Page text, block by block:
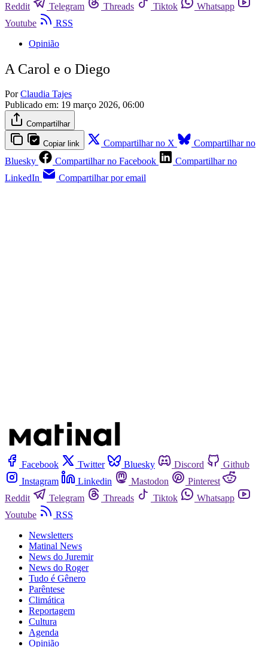
Reddit
Telegram Threads Tiktok
Whatsapp
Youtube
RSS
Opinião
A Carol e o Diego
Por Claudia Tajes
Publicado em: 19 março 2026, 06:00
Compartilhar
Copiar link Compartilhar no X
Compartilhar no
Bluesky
Compartilhar no Facebook
Compartilhar no
LinkedIn
Compartilhar por email
Facebook Twitter Bluesky Discord
Github
Instagram
Linkedin Mastodon
Pinterest
Reddit
Telegram Threads Tiktok
Whatsapp
Youtube
RSS
Newsletters
Matinal News
News do Juremir
News do Roger
Tudo é Gênero
Parêntese
Climática
Reportagem
Cultura
Agenda
Opinião